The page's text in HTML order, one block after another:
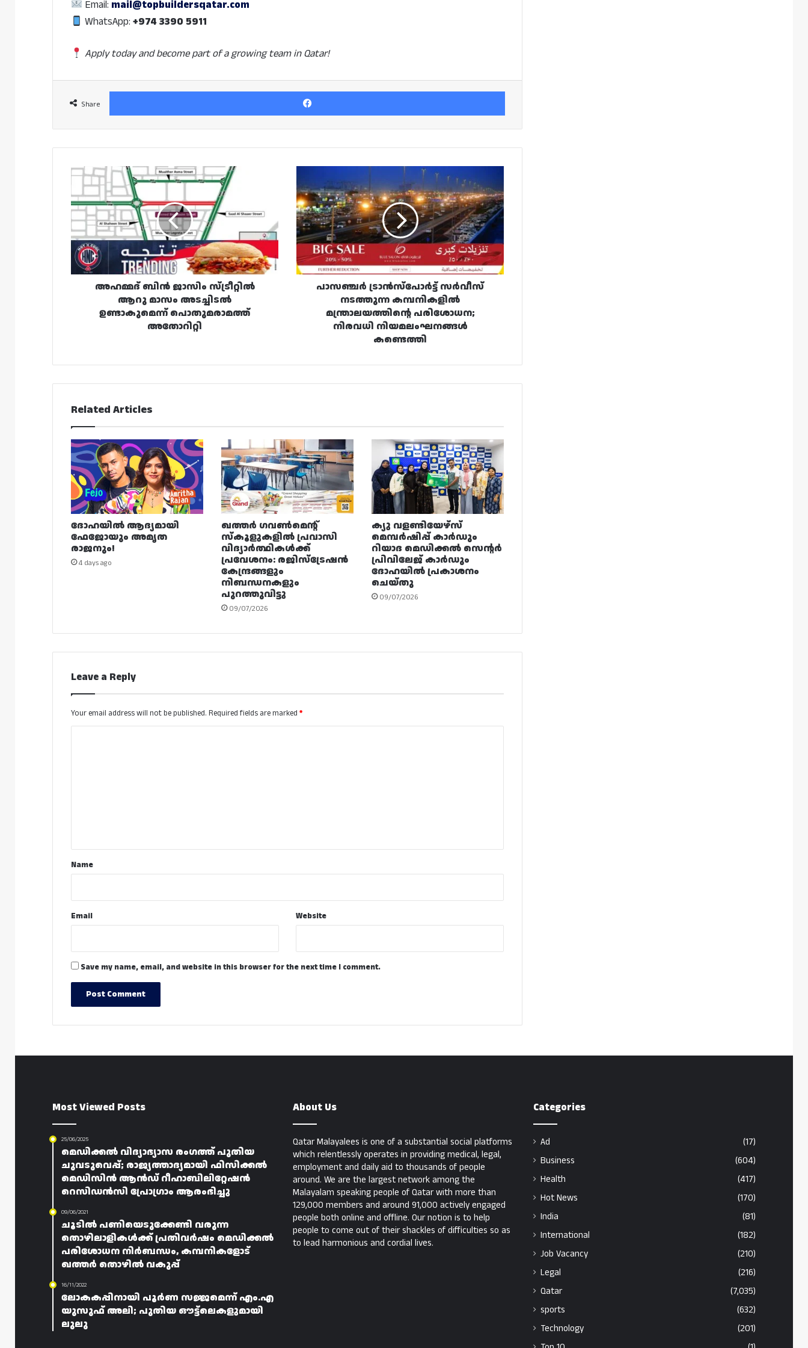
Email: mail@topbuildersqatar.com
WhatsApp:+974 3390 5911
Apply today and become part of a growing team in Qatar!
Share
Facebook
അഹമ്മദ്
ബിൻ
ജാസിം
സ്ട്രീറ്റിൽ
ആറു
മാസം
അടച്ചിടൽ
ഉണ്ടാകുമെന്ന്
പൊതുമരാമത്ത്
അതോറിറ്റിഅഹമ്മദ് ബിൻ ജാസിം സ്ട്രീറ്റിൽ
ആറു മാസം അടച്ചിടൽ
ഉണ്ടാകുമെന്ന് പൊതുമരാമത്ത്
അതോറിറ്റി
ട്രാൻസ്‌പോർട്ട്
സർവീസ്
നടത്തുന്ന
കമ്പനികളിൽ
മന്ത്രാലയത്തിന്റെ
പരിശോധന;
നിരവധി
നിയമലംഘനങ്ങൾ
കണ്ടെത്തി
പാസഞ്ചർ ട്രാൻസ്‌പോർട്ട് സർവീസ്
നടത്തുന്ന കമ്പനികളിൽ
മന്ത്രാലയത്തിന്റെ പരിശോധന;
നിരവധി നിയമലംഘനങ്ങൾ
കണ്ടെത്തി
Related Articles
ദോഹയിൽ ആദ്യമായി
ഫേജോയും അമൃത
രാജനും!
4 days ago
ഖത്തർ ഗവൺമെന്റ്
സ്കൂളുകളിൽ പ്രവാസി
വിദ്യാർത്ഥികൾക്ക്
പ്രവേശനം: രജിസ്ട്രേഷൻ
കേന്ദ്രങ്ങളും
നിബന്ധനകളും
പുറത്തുവിട്ടു
09/07/2026
ക്യു വളണ്ടിയേഴ്‌സ്
മെമ്പർഷിപ്പ് കാർഡും
റിയാദ മെഡിക്കൽ സെന്റർ
പ്രിവിലേജ് കാർഡും
ദോഹയിൽ പ്രകാശനം
ചെയ്തു
09/07/2026
Leave a Reply
Your email address will not be published. Required fields are marked *
*Name
Email Website
Save my name, email, and website in this browser for the next time I comment.
Most Viewed Posts
25/06/2025
മെഡിക്കൽ വിദ്യാഭ്യാസ രംഗത്ത് പുതിയ
ചുവടുവെപ്പ്; രാജ്യത്താദ്യമായി ഫിസിക്കൽ
മെഡിസിൻ ആൻഡ് റീഹാബിലിറ്റേഷൻ
റെസിഡൻസി പ്രോഗ്രാം ആരംഭിച്ചു
09/06/2021
ചൂടിൽ പണിയെടുക്കേണ്ടി വരുന്ന
തൊഴിലാളികൾക്ക് പ്രതിവർഷം മെഡിക്കൽ
പരിശോധന നിർബന്ധം, കമ്പനികളോട്
ഖത്തർ തൊഴിൽ വകുപ്പ്
16/11/2022
ലോകകപ്പിനായി പൂർണ സജ്ജമെന്ന് എം.എ
യുസുഫ് അലി; പുതിയ ഔട്ട്ലെകളുമായി
ലുലു
About Us
Qatar Malayalees is one of a substantial social platforms
which relentlessly operates in providing medical, legal,
employment and daily aid to thousands of people
around. We are the largest network among the
Malayalam speaking people of Qatar with more than
129,000 members and around 91,000 actively engaged
people both online and offline. Our notion is to help
people to come out of their shackles of difficulties so as
to lead harmonious and cordial lives.
Categories
Ad
(17)
Business
(604)
Health
(417)
Hot News
(170)
India
(81)
International
(182)
Job Vacancy
(210)
Legal
(216)
Qatar
(7,035)
sports
(632)
Technology
(201)